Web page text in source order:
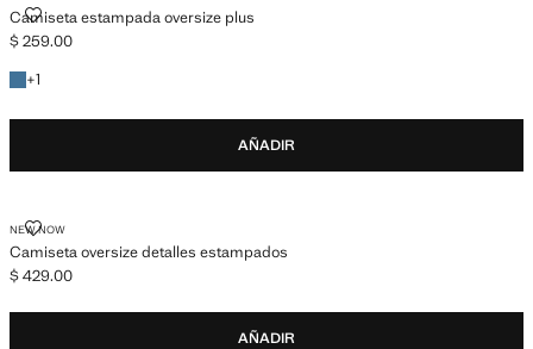
Camiseta estampada oversize plus
CAMISETA ESTAMPADA OVERSIZE PLUS
Precio actual [$ 259.00 ]
$ 259.00
+1
+1 color
AÑADIR
NEW NOW
Camiseta oversize detalles estampados
CAMISETA OVERSIZE DETALLES ESTAMPADOS
Precio actual [$ 429.00 ]
$ 429.00
AÑADIR